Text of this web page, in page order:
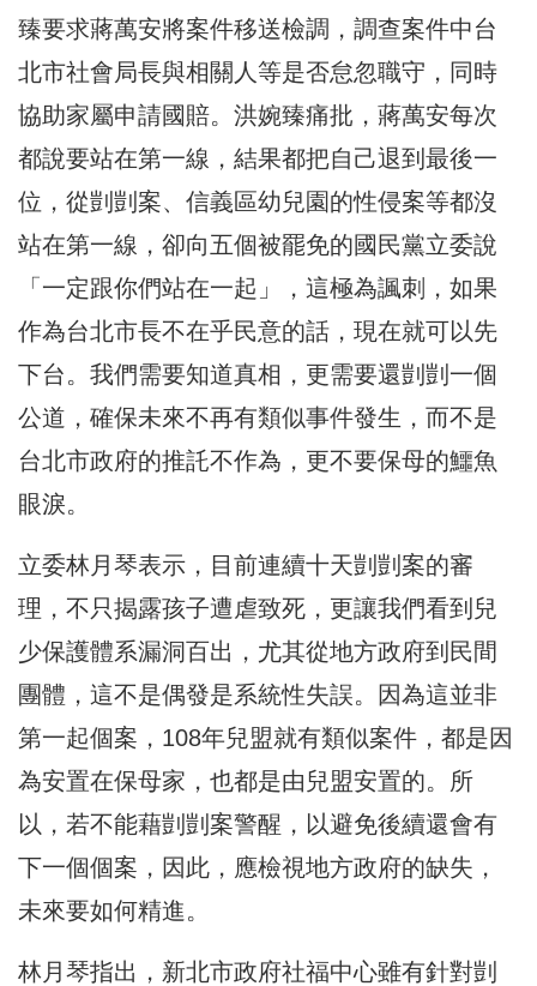
臻要求蔣萬安將案件移送檢調，調查案件中台
北市社會局長與相關人等是否怠忽職守，同時
協助家屬申請國賠。洪婉臻痛批，蔣萬安每次
都說要站在第一線，結果都把自己退到最後一
位，從剴剴案、信義區幼兒園的性侵案等都沒
站在第一線，卻向五個被罷免的國民黨立委說
「一定跟你們站在一起」，這極為諷刺，如果
作為台北市長不在乎民意的話，現在就可以先
下台。我們需要知道真相，更需要還剴剴一個
公道，確保未來不再有類似事件發生，而不是
台北市政府的推託不作為，更不要保母的鱷魚
眼淚。
立委林月琴表示，目前連續十天剴剴案的審
理，不只揭露孩子遭虐致死，更讓我們看到兒
少保護體系漏洞百出，尤其從地方政府到民間
團體，這不是偶發是系統性失誤。因為這並非
第一起個案，108年兒盟就有類似案件，都是因
為安置在保母家，也都是由兒盟安置的。所
以，若不能藉剴剴案警醒，以避免後續還會有
下一個個案，因此，應檢視地方政府的缺失，
未來要如何精進。
林月琴指出，新北市政府社福中心雖有針對剴